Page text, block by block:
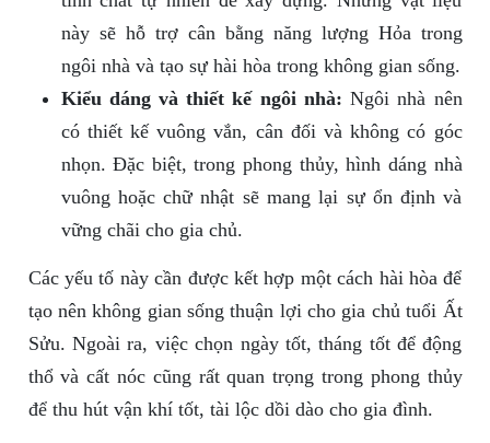
này sẽ hỗ trợ cân bằng năng lượng Hỏa trong
ngôi nhà và tạo sự hài hòa trong không gian sống.
Kiểu dáng và thiết kế ngôi nhà: Ngôi nhà nên
có thiết kế vuông vắn, cân đối và không có góc
nhọn. Đặc biệt, trong phong thủy, hình dáng nhà
vuông hoặc chữ nhật sẽ mang lại sự ổn định và
vững chãi cho gia chủ.
Các yếu tố này cần được kết hợp một cách hài hòa để
tạo nên không gian sống thuận lợi cho gia chủ tuổi Ất
Sửu. Ngoài ra, việc chọn ngày tốt, tháng tốt để động
thổ và cất nóc cũng rất quan trọng trong phong thủy
để thu hút vận khí tốt, tài lộc dồi dào cho gia đình.